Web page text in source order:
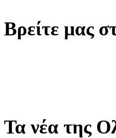
Βρείτε μας
Τα νέα της